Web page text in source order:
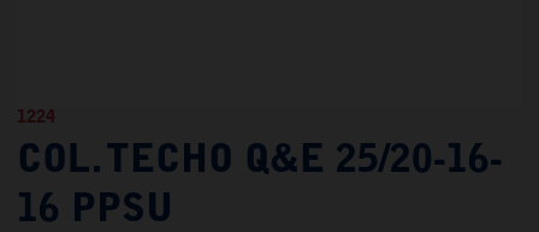
1224
COL. TECHO Q&E 25/20-16-
16 PPSU